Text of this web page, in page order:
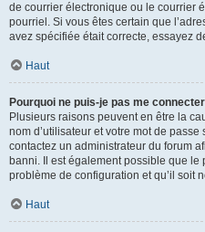
de courrier électronique ou le courrier
pourriel. Si vous êtes certain que
avez spécifiée était correcte, essayez
Haut
Pourquoi ne puis-je pas me
Plusieurs raisons peuvent en être la
nom d’utilisateur et votre mot de
contactez un administrateur du forum
banni. Il est également possible que le
problème de configuration et qu’il soit
Haut